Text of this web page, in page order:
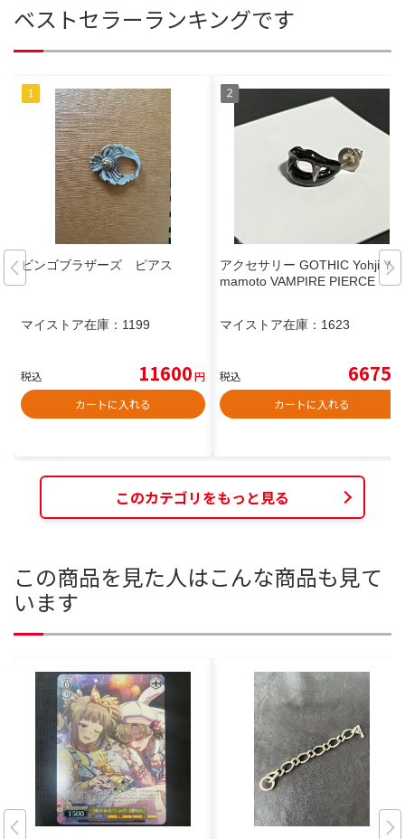
ベストセラーランキングです
ビンゴブラザーズ ピアス
マイストア在庫： 1199
税込 11600円
カートに入れる
アクセサリー GOTHIC Yohji Ya
mamoto VAMPIRE PIERCE
マイストア在庫： 1623
税込 6675
カートに入れる
このカテゴリをもっと見る
この商品を見た人はこんな商品も見て
います